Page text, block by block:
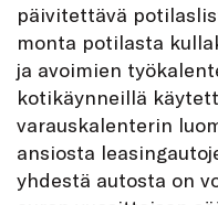
päivitettävä
monta potilasta
ja avoimien
kotikäynneillä
varauskalenterin
ansiosta
yhdestä autosta on